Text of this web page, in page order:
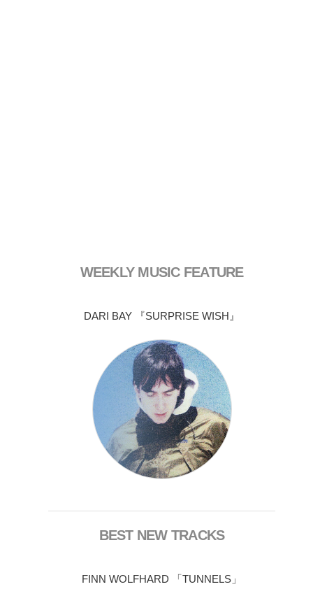
WEEKLY MUSIC FEATURE
DARI BAY 『SURPRISE WISH』
BEST NEW TRACKS
FINN WOLFHARD 「TUNNELS」